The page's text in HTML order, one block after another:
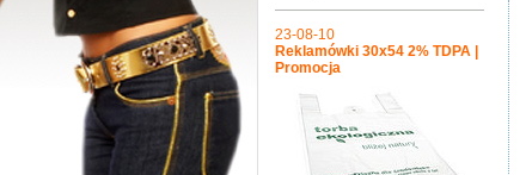
23-08-10
Reklamówki 30x54 2% TDPA |
Promocja